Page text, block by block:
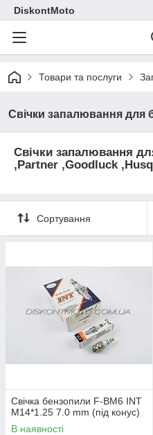
DiskontMoto
Товари та послуги
Свічки запалювання для
Свічки запалювання
,Partner ,Goodluck
Сортування
Свічка бензопили F-BM6 INT
M14*1.25 7.0 mm (під конус)
В наявності